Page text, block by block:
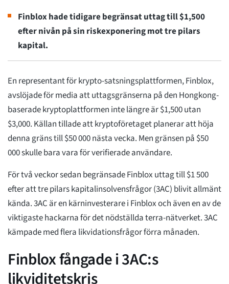
Finblox hade tidigare begränsat uttag till $1,500
efter nivån på sin riskexponering mot tre pilars
kapital.
En representant för krypto-satsningsplattformen, Finblox,
avslöjade för media att uttagsgränserna på den Hongkong-
baserade kryptoplattformen inte längre är $1,500 utan
$3,000. Källan tillade att kryptoföretaget planerar att höja
denna gräns till $50 000 nästa vecka. Men gränsen på $50
000 skulle bara vara för verifierade användare.
För två veckor sedan begränsade Finblox uttag till $1 500
efter att tre pilars kapitalinsolvensfrågor (3AC) blivit allmänt
kända. 3AC är en kärninvesterare i Finblox och även en av de
viktigaste hackarna för det nödställda terra-nätverket. 3AC
kämpade med flera likvidationsfrågor förra månaden.
Finblox fångade i 3AC:s
likviditetskris